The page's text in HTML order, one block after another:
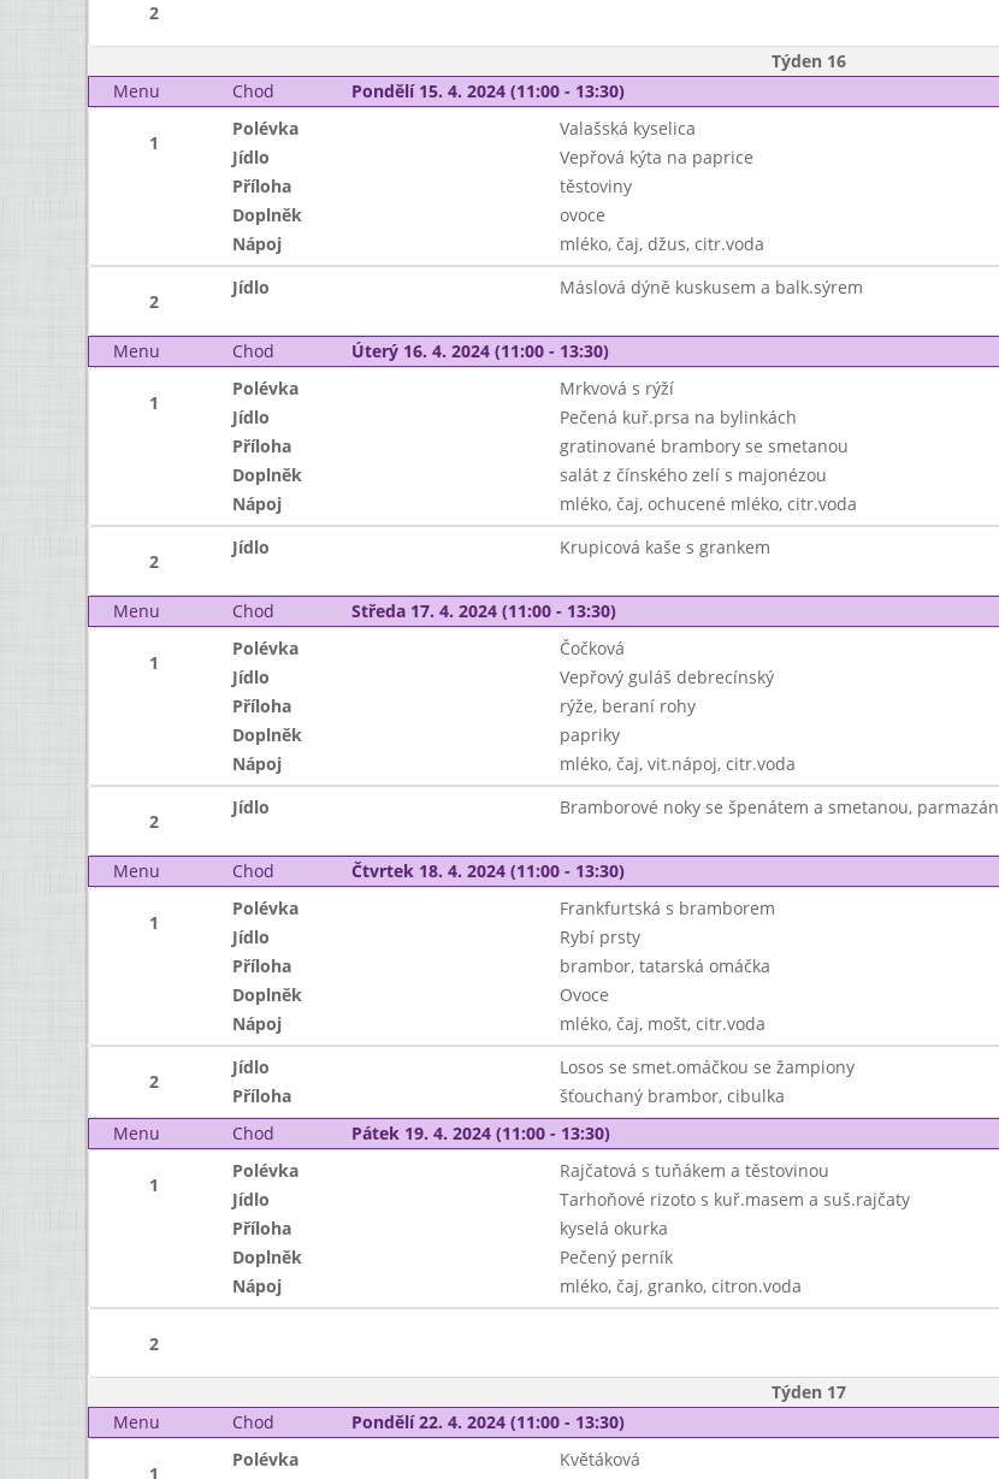
2
Týden 16
Menu
Chod Pondělí 15. 4. 2024 (11:00 - 13:30)
1
Polévka Valašská kyselica
Jídlo
Vepřová kýta na paprice
Příloha
těstoviny
Doplněk
ovoce
Nápoj
mléko, čaj, džus, citr.voda
2
Jídlo Máslová dýně kuskusem a balk.sýrem
Menu Chod Úterý 16. 4. 2024 (11:00 - 13:30)
1
Polévka Mrkvová s rýží
Jídlo
Pečená kuř.prsa na bylinkách
Příloha
gratinované brambory se smetanou
Doplněk
salát z čínského zelí s majonézou
Nápoj
mléko, čaj, ochucené mléko, citr.voda
2
Jídlo Krupicová kaše s grankem
Menu Chod Středa 17. 4. 2024 (11:00 - 13:30)
1
Polévka Čočková
Jídlo
Vepřový guláš debrecínský
Příloha
rýže, beraní rohy
Doplněk
papriky
Nápoj
mléko, čaj, vit.nápoj, citr.voda
2
Jídlo Bramborové noky se špenátem a smetanou, parmazán
Menu Chod Čtvrtek 18. 4. 2024 (11:00 - 13:30)
1
Polévka Frankfurtská s bramborem
Jídlo
Rybí prsty
Příloha
brambor, tatarská omáčka
Doplněk
Ovoce
Nápoj
mléko, čaj, mošt, citr.voda
2
Jídlo Losos se smet.omáčkou se žampiony
Příloha
šťouchaný brambor, cibulka
Menu
Chod Pátek 19. 4. 2024 (11:00 - 13:30)
1
Polévka Rajčatová s tuňákem a těstovinou
Jídlo
Tarhoňové rizoto s kuř.masem a suš.rajčaty
Příloha
kyselá okurka
Doplněk
Pečený perník
Nápoj
mléko, čaj, granko, citron.voda
2
Týden 17
Menu
Chod Pondělí 22. 4. 2024 (11:00 - 13:30)
1
Polévka Květáková